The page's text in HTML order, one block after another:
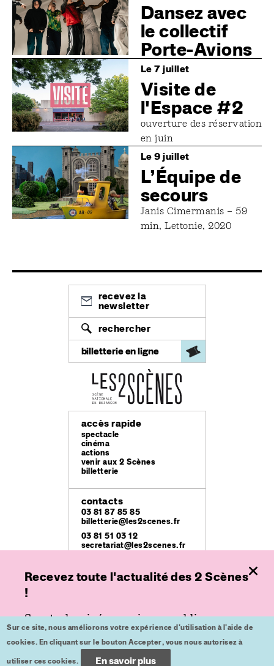
Dansez avec
le collectif
Porte-Avions
Image Le 7 juillet
Visite de
l'Espace #2
ouverture des réservation
en juin
Image
Le 9 juillet
L’Équipe de
secours
Janis Cimermanis – 59
min, Lettonie, 2020
recevez la
newsletter
rechercher
billetterie en ligne
accès rapide
spectacle
cinéma
actions
venir aux 2 Scènes
billetterie
contacts
03 81 87 85 85
billetterie@les2scenes.fr
03 81 51 03 12
secretariat@les2scenes.fr
lieux
place du Théâtre
Recevez toute l'actualité des 2 Scènes
!
Spectacle, cinéma ou jeune public,
inscrivez-vous à nos lettres d'informations
pour ne plus rien rater.
Sur ce site, nous améliorons votre expérience d'utilisation à l'aide de
cookies. En cliquant sur le bouton Accepter, vous nous autorisez à
utiliser ces cookies. En savoir plus